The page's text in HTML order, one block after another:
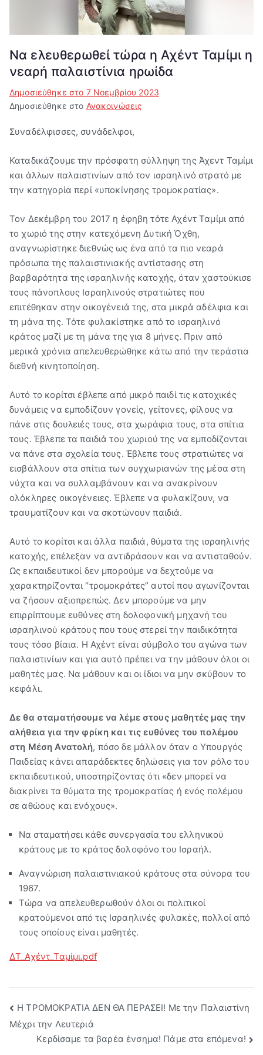
Βύρων"
Να ελευθερωθεί τώρα η Αχέντ Ταμίμι η
νεαρή παλαιστίνια ηρωίδα
Δημοσιεύθηκε στο 7 Νοεμβρίου 2023
Δημοσιεύθηκε στο Ανακοινώσεις
Συναδέλφισσες, συνάδελφοι,
Καταδικάζουμε την πρόσφατη σύλληψη της Άχεντ Ταμίμι
και άλλων παλαιστινίων από τον ισραηλινό στρατό με
την κατηγορία περί «υποκίνησης τρομοκρατίας».
Τον Δεκέμβρη του 2017 η έφηβη τότε Αχέντ Ταμίμι από
το χωριό της στην κατεχόμενη Δυτική Όχθη,
αναγνωρίστηκε διεθνώς ως ένα από τα πιο νεαρά
πρόσωπα της παλαιστινιακής αντίστασης στη
βαρβαρότητα της ισραηλινής κατοχής, όταν χαστούκισε
τους πάνοπλους Ισραηλινούς στρατιώτες που
επιτέθηκαν στην οικογένειά της, στα μικρά αδέλφια και
τη μάνα της. Τότε φυλακίστηκε από το ισραηλινό
κράτος μαζί με τη μάνα της για 8 μήνες. Πριν από
μερικά χρόνια απελευθερώθηκε κάτω από την τεράστια
διεθνή κινητοποίηση.
Αυτό το κορίτσι έβλεπε από μικρό παιδί τις κατοχικές
δυνάμεις να εμποδίζουν γονείς, γείτονες, φίλους να
πάνε στις δουλειές τους, στα χωράφια τους, στα σπίτια
τους. Έβλεπε τα παιδιά του χωριού της να εμποδίζονται
να πάνε στα σχολεία τους. Έβλεπε τους στρατιώτες να
εισβάλλουν στα σπίτια των συγχωριανών της μέσα στη
νύχτα και να συλλαμβάνουν και να ανακρίνουν
ολόκληρες οικογένειες. Έβλεπε να φυλακίζουν, να
τραυματίζουν και να σκοτώνουν παιδιά.
Αυτό το κορίτσι και άλλα παιδιά, θύματα της ισραηλινής
κατοχής, επέλεξαν να αντιδράσουν και να αντισταθούν.
Ως εκπαιδευτικοί δεν μπορούμε να δεχτούμε να
χαρακτηρίζονται “τρομοκράτες” αυτοί που αγωνίζονται
να ζήσουν αξιοπρεπώς. Δεν μπορούμε να μην
επιρρίπτουμε ευθύνες στη δολοφονική μηχανή του
ισραηλινού κράτους που τους στερεί την παιδικότητα
τους τόσο βίαια. Η Αχέντ είναι σύμβολο του αγώνα των
παλαιστινίων και για αυτό πρέπει να την μάθουν όλοι οι
μαθητές μας. Να μάθουν και οι ίδιοι να μην σκύβουν το
κεφάλι.
Δε θα σταματήσουμε να λέμε στους μαθητές μας την
αλήθεια για την φρίκη και τις ευθύνες του πολέμου
στη Μέση Ανατολή, πόσο δε μάλλον όταν ο Υπουργός
Παιδείας κάνει απαράδεκτες δηλώσεις για τον ρόλο του
εκπαιδευτικού, υποστηρίζοντας ότι «δεν μπορεί να
διακρίνει τα θύματα της τρομοκρατίας ή ενός πολέμου
σε αθώους και ενόχους».
Να σταματήσει κάθε συνεργασία του ελληνικού
κράτους με το κράτος δολοφόνο του Ισραήλ.
Αναγνώριση παλαιστινιακού κράτους στα σύνορα του
1967.
Τώρα να απελευθερωθούν όλοι οι πολιτικοί
κρατούμενοι από τις Ισραηλινές φυλακές, πολλοί από
τους οποίους είναι μαθητές.
ΔΤ_Αχέντ_Ταμίμι.pdf
Πλοήγηση
άρθρων
Η ΤΡΟΜΟΚΡΑΤΙΑ ΔΕΝ ΘΑ ΠΕΡΑΣΕΙ! Με την Παλαιστίνη
Μέχρι την Λευτεριά
Κερδίσαμε τα βαρέα ένσημα! Πάμε στα επόμενα!